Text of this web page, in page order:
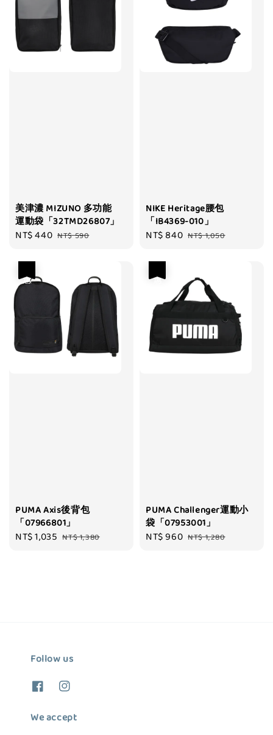
美津濃 MIZUNO 多功能
運動袋「32TMD26807」
Sale
NT$ 440 Regular
NT$ 590
NIKE Heritage腰包
「IB4369-010」
Sale
NT$ 840 Regular
NT$ 1,050
PUMA Axis後背包
「07966801」
Sale
NT$ 1,035 Regular
NT$ 1,380
PUMA Challenger運動小
袋「07953001」
Sale
NT$ 960 Regular
NT$ 1,280
Follow us
We accept